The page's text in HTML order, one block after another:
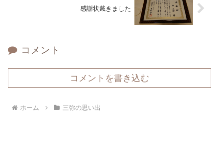
感謝状戴きました
コメント
コメントを書き込む
ホーム 三弥の思い出